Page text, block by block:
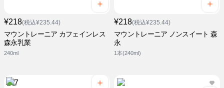
¥218(税込¥235.44)
マウントレーニア カフェインレス
森永乳業
240ml
¥218(税込¥235.44)
マウントレーニア ノンスイート 森
永
1本(240ml)